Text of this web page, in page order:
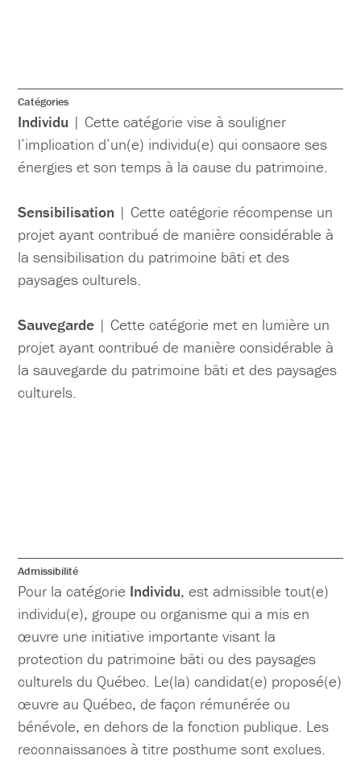
Catégories
Individu | Cette catégorie vise à souligner
l’implication d’un(e) individu(e) qui consacre ses
énergies et son temps à la cause du patrimoine.
Sensibilisation | Cette catégorie récompense un
projet ayant contribué de manière considérable à
la sensibilisation du patrimoine bâti et des
paysages culturels.
Sauvegarde | Cette catégorie met en lumière un
projet ayant contribué de manière considérable à
la sauvegarde du patrimoine bâti et des paysages
culturels.
Admissibilité
Pour la catégorie Individu, est admissible tout(e)
individu(e), groupe ou organisme qui a mis en
œuvre une initiative importante visant la
protection du patrimoine bâti ou des paysages
culturels du Québec. Le(la) candidat(e) proposé(e)
œuvre au Québec, de façon rémunérée ou
bénévole, en dehors de la fonction publique. Les
reconnaissances à titre posthume sont exclues.